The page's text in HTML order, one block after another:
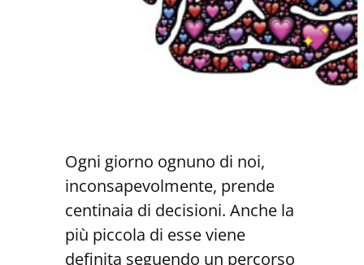
Ogni giorno ognuno di noi,
inconsapevolmente, prende
centinaia di decisioni. Anche la
più piccola di esse viene
definita seguendo un percorso